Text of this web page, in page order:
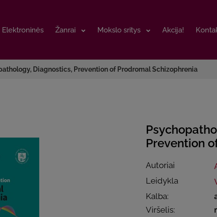
Elektroninės Žanrai Mokslo sritys Akcija!
Elektroninės Žanrai Mokslo sritys Akcija!
Diagnostics, Prevention of Prodromal Schizophrenia
Prevention
Autoriai
Leidykla
Kalba:
Viršelis: